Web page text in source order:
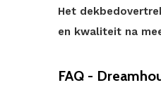
Het
en kwaliteit na
FAQ -